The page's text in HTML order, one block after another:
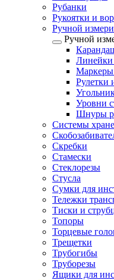
Рубанки
Рукоятки и
Ручной
Ручной
Линейки
Маркеры
Рулетки
Уровни
Шнуры
Системы
Скребки
Стамески
Стеклорезы
Стусла
Сумки для
Тележки
Тиски и
Топоры
Торцевые
Трещетки
Трубогибы
Труборезы
Ящики для